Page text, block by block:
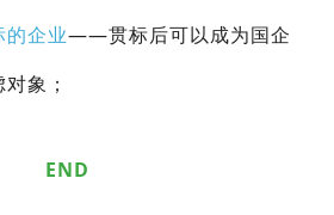
企业——贯标后可以成为国企
象；
END